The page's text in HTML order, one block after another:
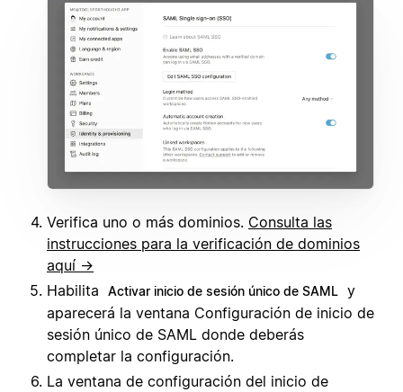
Verifica uno o más dominios. Consulta las
instrucciones para la verificación de dominios
aquí →
Habilita
Activar inicio de sesión único de SAML y
aparecerá la ventana Configuración de inicio de
sesión único de SAML donde deberás
completar la configuración.
La ventana de configuración del inicio de